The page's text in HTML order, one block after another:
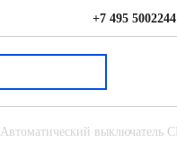
+7 495 5002244
Автоматический выключатель